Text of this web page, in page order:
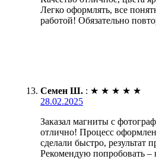
Легко оформлять, все
работой! Обязательно
Семен Ш. : ★ ★ ★ ★ ★
28.02.2025
Заказал магниты с
отлично! Процесс
сделали быстро, результат
Рекомендую попробовать –